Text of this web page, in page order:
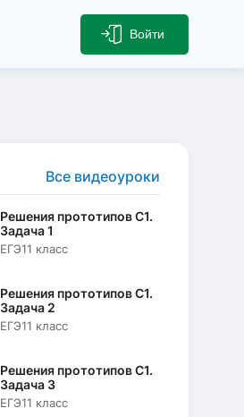
Войти
Все видеоуроки
Решения прототипов C1.
Задача 1
ЕГЭ11 класс
Решения прототипов C1.
Задача 2
ЕГЭ11 класс
Решения прототипов C1.
Задача 3
ЕГЭ11 класс